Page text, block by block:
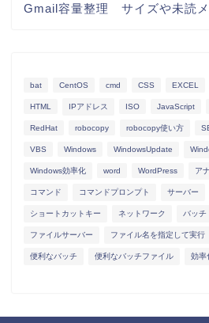
Gmail容量整理 サイズや未読
bat CentOS cmd CSS EXCEL
HTML IPアドレス ISO JavaScript
RedHat robocopy robocopy使い方
VBS Windows WindowsUpdate
Windows効率化 word WordPress ア
コマンド コマンドプロンプト サーバー
ショートカットキー ネットワーク バッチ
ファイルサーバー ファイル名を指定して実行
便利なバッチ 便利なバッチファイル 効率